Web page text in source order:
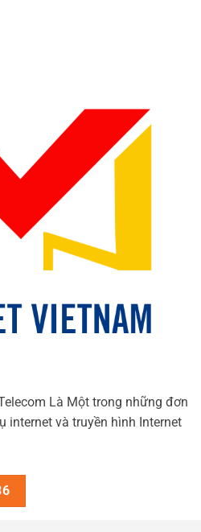
Là Một trong những đơn
internet và truyền hình Internet